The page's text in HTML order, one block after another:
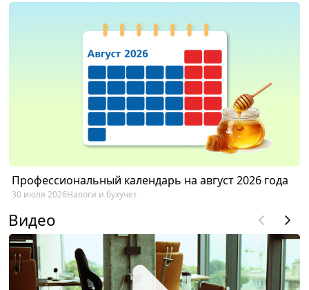
Профессиональный календарь на август 2026 года
30 июля 2026Налоги и бухучет
Видео